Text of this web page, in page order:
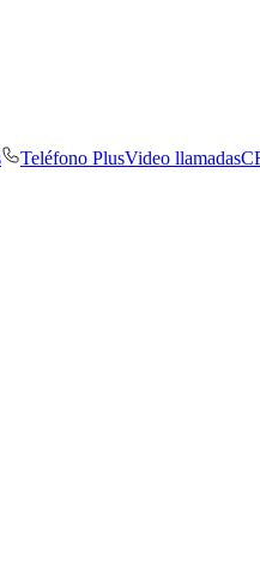
Teléfono PlusVideo llamadas